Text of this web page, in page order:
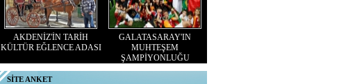
AKDENİZ'İN TARİH
KÜLTÜR EĞLENCE ADASI
GALATASARAY'IN
MUHTEŞEM
ŞAMPİYONLUĞU
SİTE ANKET